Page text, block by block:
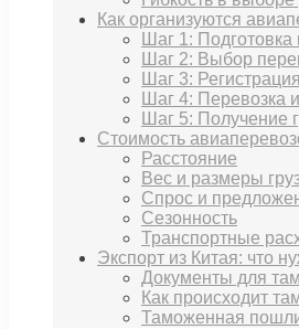
Как организуются
Шаг 1: Подготовка
Шаг 2: Выбор
Шаг 3:
Шаг 4: Перевозка
Шаг 5: Получение
Стоимость
Расстояние
Вес и размеры
Спрос и
Сезонность
Транспортные
Экспорт из Китая: что
Документы для
Как происходит
Таможенная